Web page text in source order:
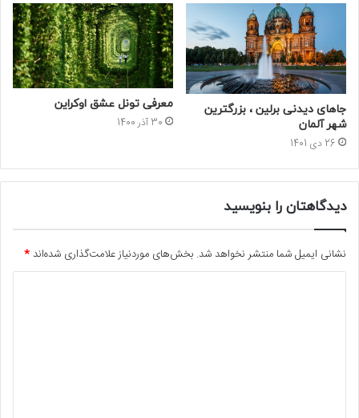
جاهای دیدنی برلین ، بزرگترین
شهر آلمان
26 دی 1401
معرفی تونل عشق اوکراین
30 آذر 1400
دیدگاهتان را بنویسید
نشانی ایمیل شما منتشر نخواهد شد. بخش‌های موردنیاز علامت‌گذاری شده‌اند*